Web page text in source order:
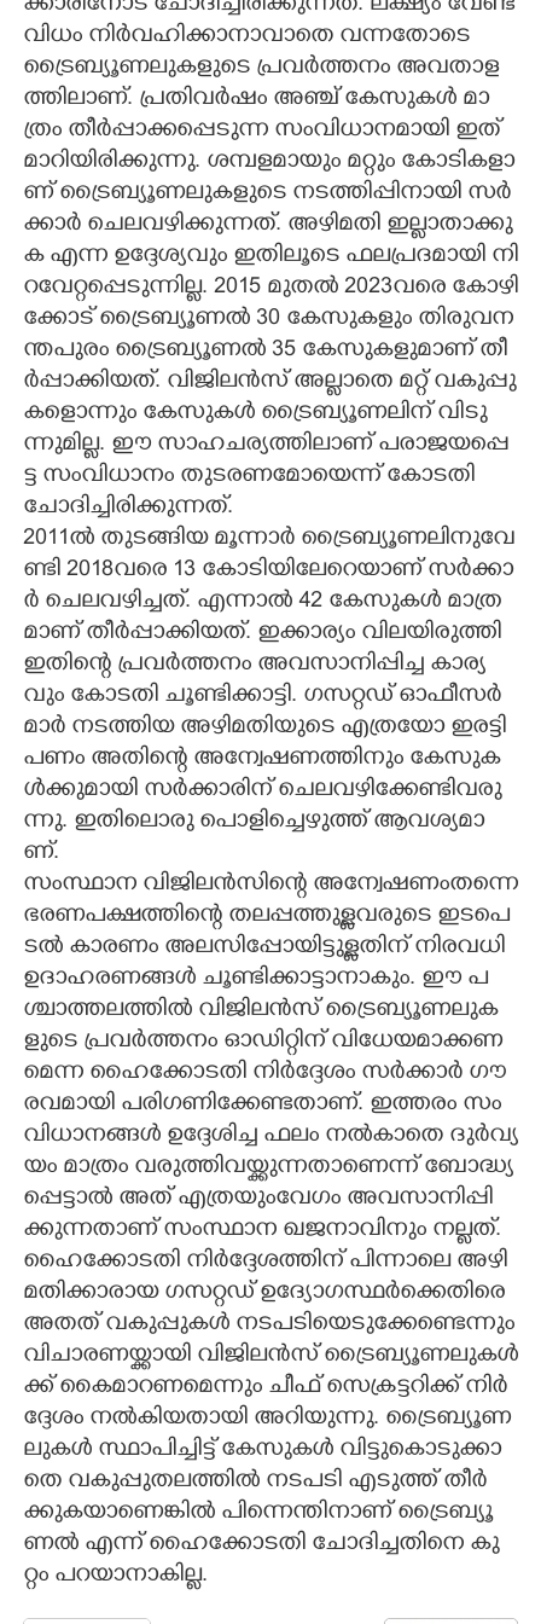
ക്കാ​രി​നോ​ട് ​ചോ​ദി​ച്ചി​രി​ക്കു​ന്ന​ത്.​ ​ല​ക്ഷ്യം​ ​വേ​ണ്ട​
വി​ധം​ ​നി​ർ​വ​ഹി​ക്കാ​നാ​വാ​തെ​ ​വ​ന്ന​തോ​ടെ​ ​
ട്രൈ​ബ്യൂ​ണ​ലു​ക​ളു​ടെ​ ​പ്ര​വ​ർ​ത്ത​നം​ ​അ​വ​താ​ള​
ത്തി​ലാ​ണ്.​ ​പ്ര​തി​വ​ർ​ഷം​ ​അ​ഞ്ച് ​കേ​സു​ക​ൾ​ ​മാ​
ത്രം​ ​തീ​ർ​പ്പാ​ക്ക​പ്പെ​ടു​ന്ന​ ​സം​വി​ധാ​ന​മാ​യി​ ​ഇ​ത് ​
മാ​റി​യി​രി​ക്കു​ന്നു.​ ​ശ​മ്പ​ള​മാ​യും​ ​മ​റ്റും​ ​കോ​ടി​ക​ളാ​
ണ് ​ട്രൈ​ബ്യൂ​ണ​ലു​ക​ളു​ടെ​ ​ന​ട​ത്തി​പ്പി​നാ​യി​ ​സ​ർ​
ക്കാ​ർ​ ​ചെ​ല​വ​ഴി​ക്കു​ന്ന​ത്. അ​ഴി​മ​തി​ ​ഇ​ല്ലാ​താ​ക്കു​
ക​ ​എ​ന്ന​ ​ഉ​ദ്ദേ​ശ്യ​വും​ ​ഇ​തി​ലൂ​ടെ​ ​ഫ​ല​പ്ര​ദ​മാ​യി​ ​നി​
റ​വേ​റ്റ​പ്പെ​ടു​ന്നി​ല്ല.​ 2015​ ​മു​ത​ൽ​ 2023​വ​രെ​ ​കോ​ഴി​
ക്കോ​ട് ​ട്രൈ​ബ്യൂ​ണ​ൽ​ 30​ ​കേ​സു​ക​ളും​ ​തി​രു​വ​ന​
ന്ത​പു​രം​ ​ട്രൈ​ബ്യൂ​ണ​ൽ​ 35​ ​കേ​സു​ക​ളു​മാ​ണ് ​തീ​
ർ​പ്പാ​ക്കി​യ​ത്.​ ​വി​ജി​ല​ൻ​സ് ​അ​ല്ലാ​തെ​ ​മ​റ്റ് ​വ​കു​പ്പു​
ക​ളൊ​ന്നും​ ​കേ​സു​ക​ൾ​ ​ട്രൈ​ബ്യൂ​ണ​ലി​ന് ​വി​ടു​
ന്നു​മി​ല്ല.​ ​ഈ​ ​സാ​ഹ​ച​ര്യ​ത്തി​ലാ​ണ് ​പ​രാ​ജ​യ​പ്പെ​
ട്ട​ ​സം​വി​ധാ​നം​ ​തു​ട​ര​ണ​മോ​യെ​ന്ന് ​കോ​ട​തി​ ​
ചോ​ദി​ച്ചി​രി​ക്കു​ന്ന​ത്.
2011​ൽ​ ​തു​ട​ങ്ങി​യ​ ​മൂ​ന്നാ​ർ​ ​ട്രൈ​ബ്യൂ​ണ​ലി​നു​വേ​
ണ്ടി​ 2018​വ​രെ​ 13​ ​കോ​ടി​യി​ലേ​റെ​യാ​ണ് ​സ​ർ​ക്കാ​
ർ​ ​ചെ​ല​വ​ഴി​ച്ച​ത്.​ ​എ​ന്നാ​ൽ​ 42​ ​കേ​സു​ക​ൾ​ ​മാ​ത്ര​
മാ​ണ് ​തീ​ർ​പ്പാ​ക്കി​യ​ത്.​ ​ഇ​ക്കാ​ര്യം​ ​വി​ല​യി​രു​ത്തി​ ​
ഇ​തി​ന്റെ​ ​പ്ര​വ​ർ​ത്ത​നം​ ​അ​വ​സാ​നി​പ്പി​ച്ച​ ​കാ​ര്യ​
വും​ ​കോ​ട​തി​ ​ചൂ​ണ്ടി​ക്കാ​ട്ടി. ഗ​സ​റ്റ​ഡ് ​ഓ​ഫീ​സ​ർ​
മാ​ർ​ ​ന​ട​ത്തി​യ​ ​അ​ഴി​മ​തി​യു​ടെ​ ​എ​ത്ര​യോ​ ​ഇ​ര​ട്ടി​ ​
പ​ണം​ ​അ​തി​ന്റെ​ ​അ​ന്വേ​ഷ​ണ​ത്തി​നും​ ​കേ​സു​ക​
ൾ​ക്കു​മാ​യി​ ​സ​ർ​ക്കാ​രി​ന് ​ചെ​ല​വ​ഴി​ക്കേ​ണ്ടി​വ​രു​
ന്നു.​ ​ഇ​തി​ലൊ​രു​ ​പൊ​ളി​ച്ചെ​ഴു​ത്ത് ​ആ​വ​ശ്യ​മാ​
ണ്.​ ​
സം​സ്ഥാ​ന​ ​വി​ജി​ല​ൻ​സി​ന്റെ​ ​അ​ന്വേ​ഷ​ണം​ത​ന്നെ​
​ഭ​ര​ണ​പ​ക്ഷ​ത്തി​ന്റെ​ ​ത​ല​പ്പ​ത്തു​ള്ള​വ​രു​ടെ​ ​ഇ​ട​പെ​
ട​ൽ​ ​കാ​ര​ണം​ ​അ​ല​സി​പ്പോ​യി​ട്ടു​ള്ള​തി​ന് ​നി​ര​വ​ധി​ ​
ഉ​ദാ​ഹ​ര​ണ​ങ്ങ​ൾ​ ​ചൂ​ണ്ടി​ക്കാ​ട്ടാ​നാ​കും.​ ​ഈ​ ​പ​
ശ്ചാ​ത്ത​ല​ത്തി​ൽ​ ​വി​ജി​ല​ൻ​സ് ​ട്രൈ​ബ്യൂ​ണ​ലു​ക​
ളു​ടെ​ ​പ്ര​വ​ർ​ത്ത​നം​ ​ഓ​ഡി​റ്റി​ന് ​വി​ധേ​യ​മാ​ക്ക​ണ​
മെ​ന്ന​ ​ഹൈ​ക്കോ​ട​തി​ ​നി​ർ​ദ്ദേ​ശം​ ​സ​ർ​ക്കാ​ർ​ ​ഗൗ​
ര​വ​മാ​യി​ ​പ​രി​ഗ​ണി​ക്കേ​ണ്ട​താ​ണ്.​ ​ഇ​ത്ത​രം​ ​സം​
വി​ധാ​ന​ങ്ങ​ൾ​ ​ഉ​ദ്ദേ​ശി​ച്ച​ ​ഫ​ലം​ ​ന​ൽ​കാ​തെ​ ​ദു​ർ​വ്യ​
യം​ ​മാ​ത്രം​ ​വ​രു​ത്തി​വ​യ്ക്കു​ന്ന​താ​ണെ​ന്ന് ​ബോ​ദ്ധ്യ​
പ്പെ​ട്ടാ​ൽ​ ​അ​ത് ​എ​ത്ര​യും​വേ​ഗം​ ​അ​വ​സാ​നി​പ്പി​
ക്കു​ന്ന​താ​ണ് ​സം​സ്ഥാ​ന​ ​ഖ​ജ​നാ​വി​നും​ ​ന​ല്ല​ത്.
ഹൈ​ക്കോ​ട​തി​ ​നി​ർ​ദ്ദേ​ശ​ത്തി​ന് ​പി​ന്നാ​ലെ​ ​അ​ഴി​
മ​തി​ക്കാ​രാ​യ​ ​ഗ​സ​റ്റ​ഡ് ​ഉ​ദ്യോ​ഗ​സ്ഥ​ർ​ക്കെ​തി​രെ​ ​
അ​ത​ത് ​വ​കു​പ്പു​ക​ൾ​ ​ന​ട​പ​ടി​യെ​ടു​ക്കേ​ണ്ടെ​ന്നും​
​വി​ചാ​ര​ണ​യ്ക്കാ​യി​ ​വി​ജി​ല​ൻ​സ് ​ട്രൈ​ബ്യൂ​ണ​ലു​ക​ൾ​
ക്ക് ​കൈ​മാ​റ​ണ​മെ​ന്നും​ ​ചീ​ഫ് ​സെ​ക്ര​ട്ട​റി​ക്ക് ​നി​ർ​
ദ്ദേ​ശം​ ​ന​ൽ​കി​യ​താ​യി​ ​അ​റി​യു​ന്നു.​ ​ട്രൈ​ബ്യൂ​ണ​
ലു​ക​ൾ​ ​സ്ഥാ​പി​ച്ചി​ട്ട് ​കേ​സു​ക​ൾ​ ​വി​ട്ടു​കൊ​ടു​ക്കാ​
തെ​ ​വ​കു​പ്പു​ത​ല​ത്തി​ൽ​ ​ന​ട​പ​ടി​ ​എ​ടു​ത്ത് ​തീ​ർ​
ക്കു​ക​യാ​ണെ​ങ്കി​ൽ​ ​പി​ന്നെ​ന്തി​നാ​ണ് ​ട്രൈ​ബ്യൂ​
ണ​ൽ​ ​എ​ന്ന് ​ഹൈ​ക്കോ​ട​തി​ ​ചോ​ദി​ച്ച​തി​നെ​ ​കു​
റ്റം​ ​പ​റ​യാ​നാ​കി​ല്ല.